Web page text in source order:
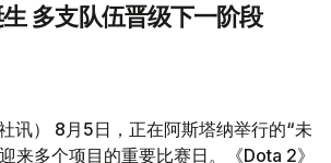
多支队伍晋级下一阶段
讯） 8月5日，正在阿斯塔纳举行的“未
多个项目的重要比赛日。《Dota 2》